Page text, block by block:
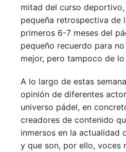
mitad del curso
pequeña retrospectiva de
primeros 6-7 meses del
pequeño recuerdo para
mejor, pero tampoco de lo
A lo largo de estas
opinión de diferentes
universo pádel, en
creadores de contenido
inmersos en la actualidad
y que son, por ello, voces